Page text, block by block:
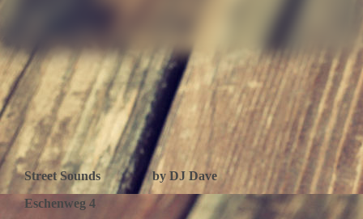
Street Sounds by DJ Dave
Eschenweg 4